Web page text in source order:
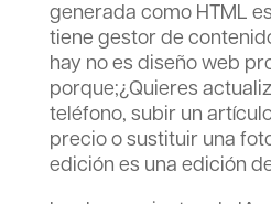
generada como HTML
tiene gestor de
hay no es diseño web
porque;¿Quieres
teléfono, subir un
precio o sustituir una
edición es una edición